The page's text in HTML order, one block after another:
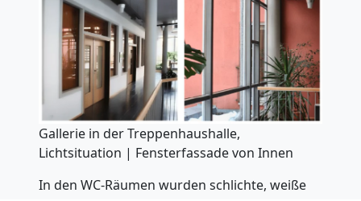
Gallerie in der Treppenhaushalle,
Lichtsituation | Fensterfassade von Innen
In den WC-Räumen wurden schlichte, weiße